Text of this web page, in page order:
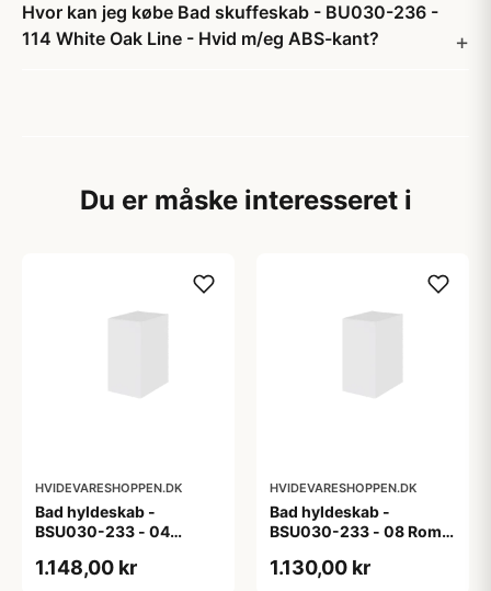
Hvor kan jeg købe Bad skuffeskab - BU030-236 -
114 White Oak Line - Hvid m/eg ABS-kant?
Du er måske interesseret i
HVIDEVARESHOPPEN.DK
Bad hyldeskab -
BSU030-233 - 04
1.148,00 kr
HVIDEVARESHOPPEN.DK
Bad hyldeskab -
BSU030-233 - 08 Roma
1.130,00 kr